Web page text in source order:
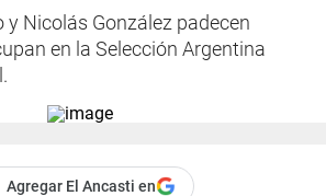
Nicolás González padecen
en la Selección Argentina
Agregar El Ancasti en